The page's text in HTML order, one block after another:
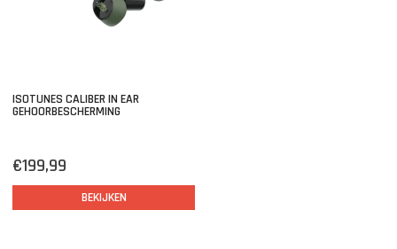
ISOTUNES CALIBER IN EAR
GEHOORBESCHERMING
€199,99
BEKIJKEN